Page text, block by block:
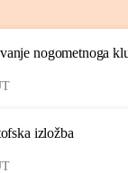
nogometnoga
izložba